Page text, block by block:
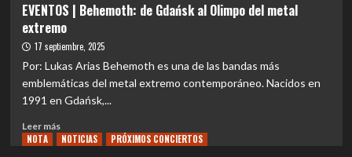
el
ritual
junto
Deicide
y
Behemoth
|
Deicide:
la
blasfemia
death
metal
a
Chile
EVENTOS | Behemoth: de Gdańsk al Olimpo del metal
extremo
17 septiembre, 2025
Por: Lukas Arias Behemoth es una de las bandas más
emblemáticas del metal extremo contemporáneo. Nacidos en
1991 en Gdańsk,...
Leer másLeer
más
NOTA NOTICIAS PRÓXIMOS CONCIERTOS